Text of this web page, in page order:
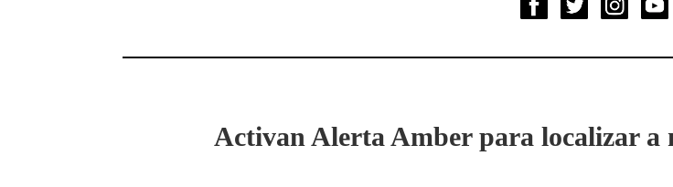
Activan Alerta Amber para localizar a